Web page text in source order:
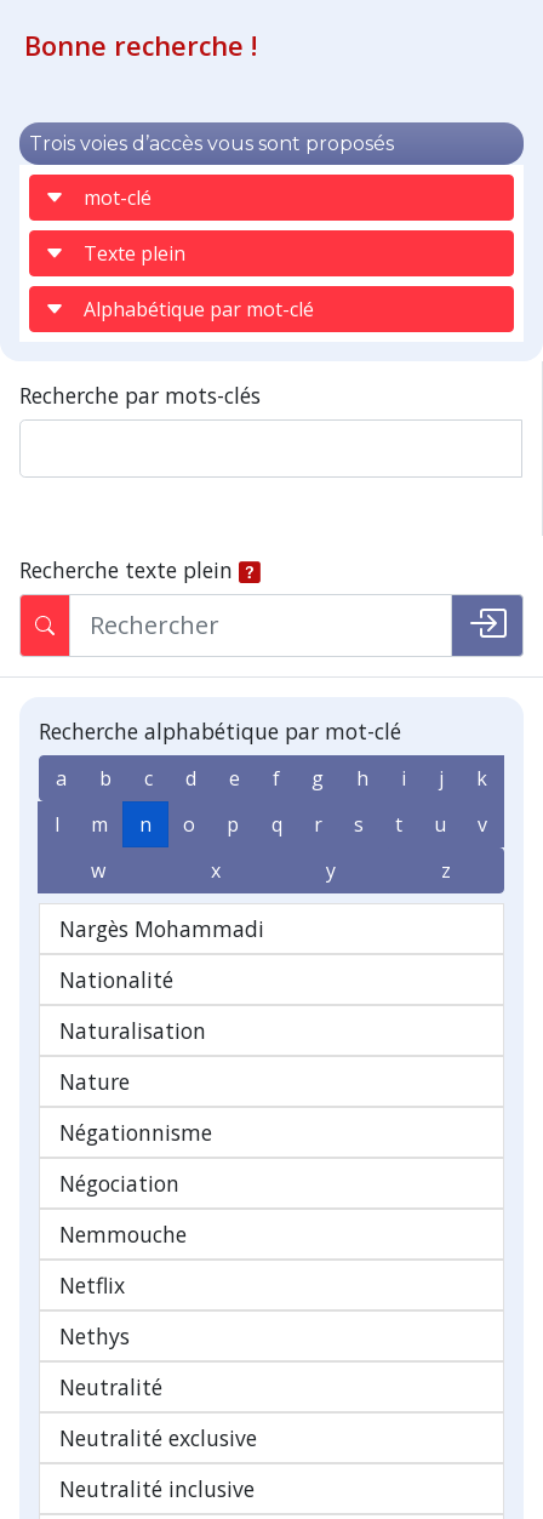
Bonne recherche !
Trois voies d’accès vous sont proposés
mot-clé
Texte plein
Alphabétique par mot-clé
Recherche par mots-clés
Recherche texte plein
Recherche alphabétique par mot-clé
a b c d e f g h i j
k
l
m n o p q r s t u
v
w
x y z
Nargès Mohammadi
Nationalité
Naturalisation
Nature
Négationnisme
Négociation
Nemmouche
Netflix
Nethys
Neutralité
Neutralité exclusive
Neutralité inclusive